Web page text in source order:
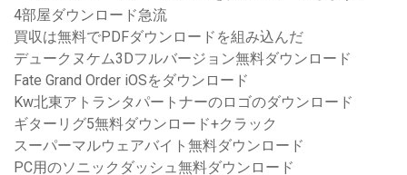
4部屋ダウンロード急流
買収は無料でPDFダウンロードを組み込んだ
デュークヌケム3Dフルバージョン無料ダウンロード
Fate Grand Order iOSをダウンロード
Kw北東アトランタパートナーのロゴのダウンロード
ギターリグ5無料ダウンロード+クラック
スーパーマルウェアバイト無料ダウンロード
PC用のソニックダッシュ無料ダウンロード